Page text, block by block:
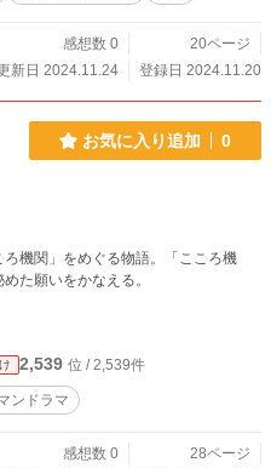
感想数 0
20ページ
新日 2024.11.24
登録日 2024.11.20
お気に入り追加 0
ろ機関」をめぐる物語。「こころ機
た願いをかなえる。
2,539 位 / 2,539件
ンドラマ
感想数 0
28ページ